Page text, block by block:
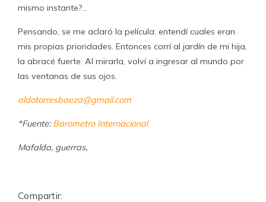
mismo instante?…
Pensando, se me aclaró la película: entendí cuales eran
mis propias prioridades. Entonces corrí al jardín de mi hija,
la abracé fuerte. Al mirarla, volví a ingresar al mundo por
las ventanas de sus ojos.
aldotorresbaeza@gmail.com
*Fuente: Barometro Internacional
Mafalda, guerras,
Compartir: